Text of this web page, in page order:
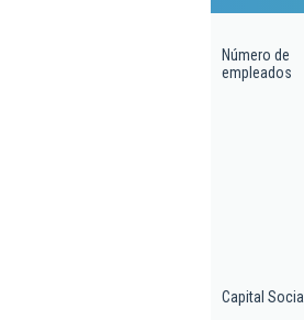
Número de
empleados
Capital Social